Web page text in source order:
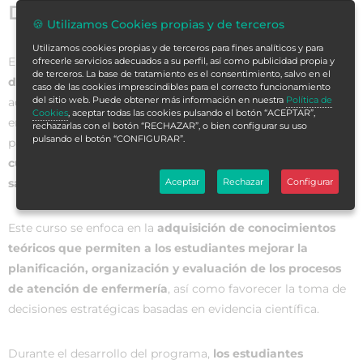
Datos generales
El
Curso Universitario en Gestión Estratégica de Cuidados
de Enfermeríaes una propuesta formativa de alto nivel
académico diseñada para dotar a los profesionales de
enfermería de las competencias y habilidades necesarias
para desempeñar un rol deliderazgo en la gestión de los
cuidados de enfermería en diferentes ámbitos de la
salud
Este curso se enfoca en la adquisición de conocimientos
teóricos que permiten a los estudiantes mejorar la
planificación, organización y evaluación de los procesos
de atención de enfermería, así como favorecer la toma de
decisiones estratégicas basadas en evidencia científica.
Durante el desarrollo del programa, los estudiantes
🍪 Utilizamos Cookies propias y de terceros
Utilizamos cookies propias y de terceros para fines analíticos y para
ofrecerle servicios adecuados a su perfil, así como publicidad propia y
de terceros. La base de tratamiento es el consentimiento, salvo en el
caso de las cookies imprescindibles para el correcto funcionamiento
del sitio web. Puede obtener más información en nuestra Política de
Cookies, aceptar todas las cookies pulsando el botón “ACEPTAR”,
rechazarlas con el botón “RECHAZAR”, o bien configurar su uso
pulsando el botón “CONFIGURAR”.
Aceptar Rechazar Configurar